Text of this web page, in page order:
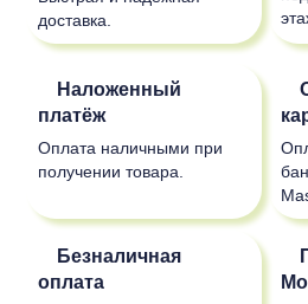
доставка.
Наложенный
платёж
Оплата наличными при
получении товара.
Безналичная
оплата